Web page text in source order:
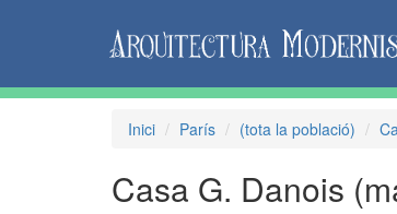
Inici París (tota la població)
Casa G. Danois